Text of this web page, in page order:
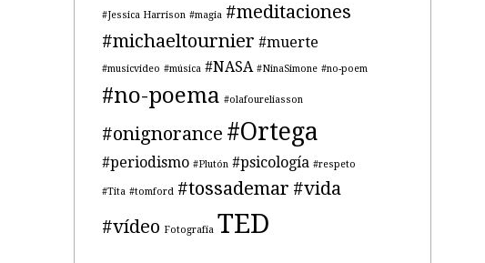
#Jessica Harrison #magia #meditaciones
#michaeltournier #muerte
#musicvideo #música #NASA #NinaSimone #no-poem
#no-poema #olafoureliasson
#onignorance #Ortega
#periodismo #Plutón #psicología #respeto
#Tita #tomford #tossademar #vida
#vídeo Fotografía TED